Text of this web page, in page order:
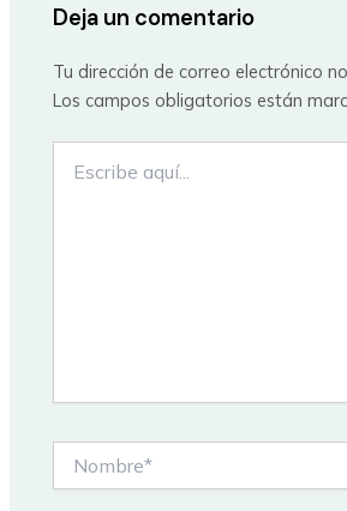
Deja un comentario
Tu dirección de correo electrónico
Los campos obligatorios están
aquí...